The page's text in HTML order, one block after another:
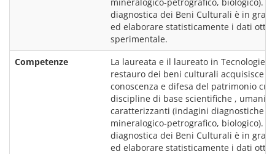
diagnostica dei Beni Culturali è in
ed elaborare statisticamente i dati
Competenze
La laureata e il laureato in Tecnologie
restauro dei beni culturali acquisisce
conoscenza e difesa del patrimonio
discipline di base scientifiche ,
caratterizzanti (indagini diagnostiche
mineralogico-petrografico, biologico).
diagnostica dei Beni Culturali è in
ed elaborare statisticamente i dati